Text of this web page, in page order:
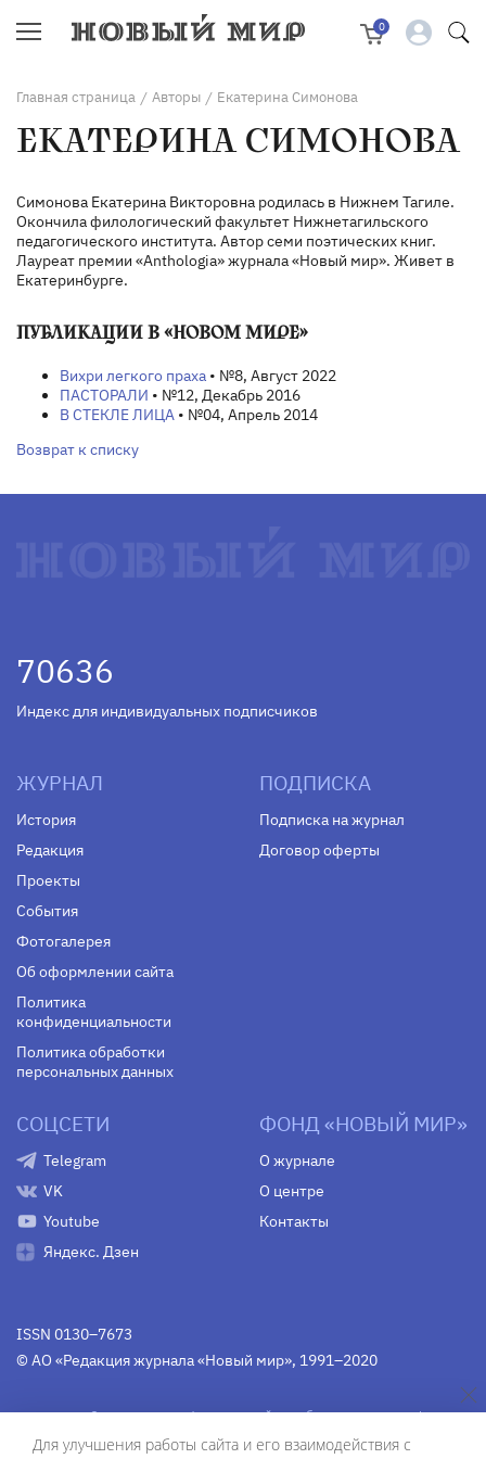
0
Главная страница / Авторы / Екатерина Симонова
ЕКАТЕРИНА СИМОНОВА
Симонова Екатерина Викторовна родилась в Нижнем Тагиле.
Окончила филологический факультет Нижнетагильского
педагогического института. Автор семи поэтических книг.
Лауреат премии «Anthologia» журнала «Новый мир». Живет в
Екатеринбурге.
ПУБЛИКАЦИИ В «НОВОМ МИРЕ»
Вихри легкого праха • №8, Август 2022
ПАСТОРАЛИ • №12, Декабрь 2016
В СТЕКЛЕ ЛИЦА • №04, Апрель 2014
Возврат к списку
70636
Индекс для индивидуальных подписчиков
ЖУРНАЛ
История
Редакция
Проекты
События
Фотогалерея
Об оформлении сайта
Политика
конфиденциальности
Политика обработки
персональных данных
ПОДПИСКА
Подписка на журнал
Договор оферты
СОЦСЕТИ
Telegram
VK
Youtube
Яндекс. Дзен
ФОНД «НОВЫЙ МИР»
О журнале
О центре
Контакты
ISSN 0130–7673
© АО «Редакция журнала «Новый мир», 1991–2020
Свидетельство Федеральной службы по надзору в сфере
коммуникаций средства массовой информации
Для улучшения работы сайта и его взаимодействия с